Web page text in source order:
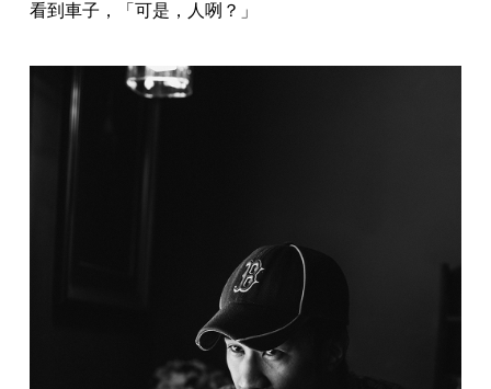
看到車子，「可是，人咧？」